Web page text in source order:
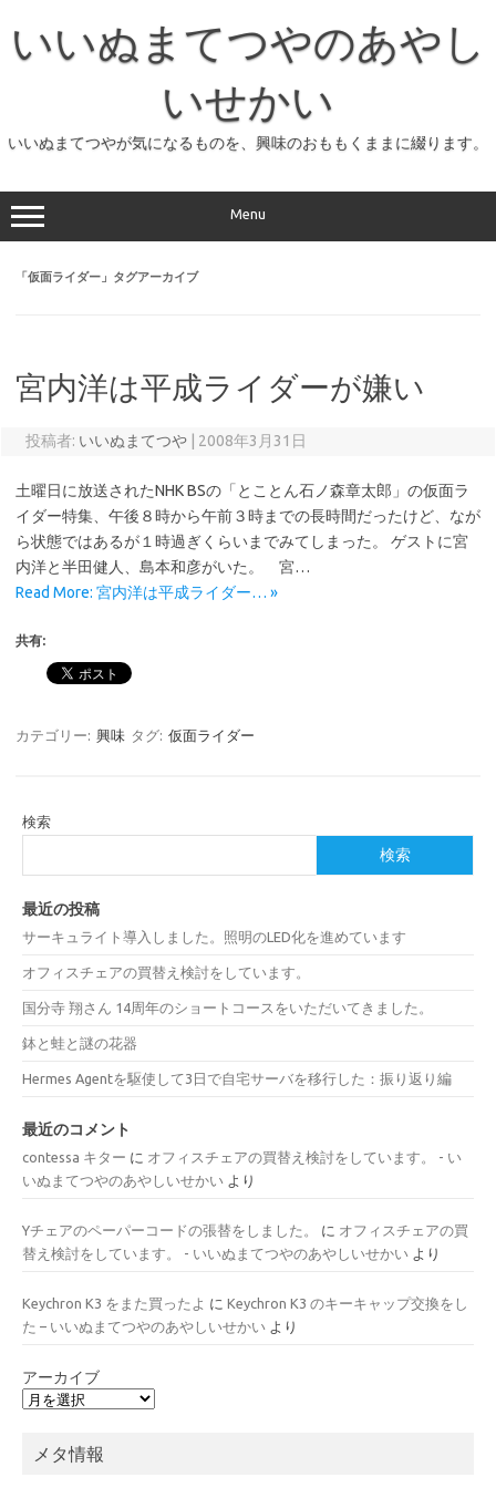
プ
いいぬまてつやのあやし
いせかい
いいぬまてつやが気になるものを、興味のおももくままに綴ります。
Menu
「仮面ライダー 」タグアーカイブ
宮内洋は平成ライダーが嫌い
投稿者: いいぬまてつや 2008年3月31日
土曜日に放送されたNHK BSの「とことん石ノ森章太郎」の仮面ラ
イダー特集、午後８時から午前３時までの長時間だったけど、なが
ら状態ではあるが１時過ぎくらいまでみてしまった。 ゲストに宮
内洋と半田健人、島本和彦がいた。 宮…
Read More: 宮内洋は平成ライダー… »
共有:
カテゴリー: 興味 タグ: 仮面ライダー
検索
検索
最近の投稿
サーキュライト導入しました。照明のLED化を進めています
オフィスチェアの買替え検討をしています。
国分寺 翔さん 14周年のショートコースをいただいてきました。
鉢と蛙と謎の花器
Hermes Agentを駆使して3日で自宅サーバを移行した：振り返り編
最近のコメント
contessa キター に オフィスチェアの買替え検討をしています。 - い
いぬまてつやのあやしいせかい より
Yチェアのペーパーコードの張替をしました。 に オフィスチェアの買
替え検討をしています。 - いいぬまてつやのあやしいせかい より
Keychron K3 をまた買ったよ に Keychron K3 のキーキャップ交換をし
た – いいぬまてつやのあやしいせかい より
アーカイブ
メタ情報